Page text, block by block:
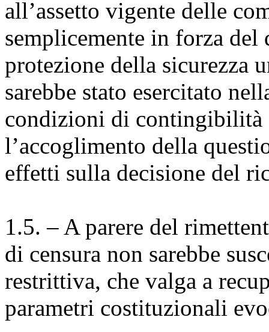
all’assetto vigente delle
semplicemente in forza
protezione della sicurezza
sarebbe stato esercitato
condizioni di contingibilità
l’accoglimento della
effetti sulla decisione del
1.5. – A parere del
di censura non sarebbe
restrittiva, che valga a
parametri costituzionali